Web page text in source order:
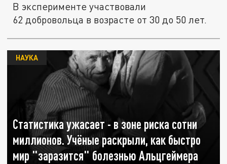
В эксперименте участвовали
62 добровольца в возрасте от 30 до 50 лет.
Статистика ужасает - в зоне риска сотни
миллионов. Учёные раскрыли, как быстро
мир "заразится" болезнью Альцгеймера
НАУКА